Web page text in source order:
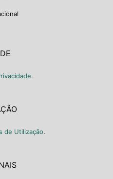
.
de Utilização.